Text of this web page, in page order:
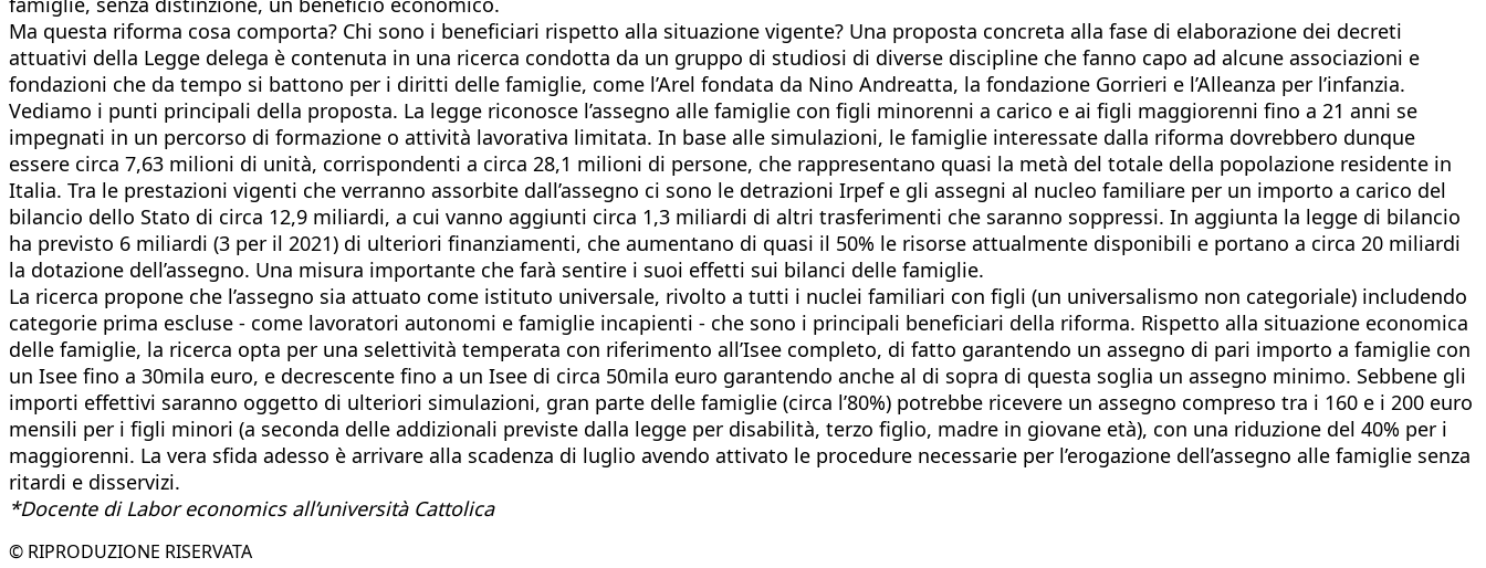
Ma questa riforma cosa comporta? Chi sono i beneficiari rispetto alla situazione vigente? Una proposta concreta alla fase di elaborazione dei decreti
attuativi della Legge delega è contenuta in una ricerca condotta da un gruppo di studiosi di diverse discipline che fanno capo ad alcune associazioni e
fondazioni che da tempo si battono per i diritti delle famiglie, come l’Arel fondata da Nino Andreatta, la fondazione Gorrieri e l’Alleanza per l’infanzia.
Vediamo i punti principali della proposta. La legge riconosce l’assegno alle famiglie con figli minorenni a carico e ai figli maggiorenni fino a 21 anni se
impegnati in un percorso di formazione o attività lavorativa limitata. In base alle simulazioni, le famiglie interessate dalla riforma dovrebbero dunque
essere circa 7,63 milioni di unità, corrispondenti a circa 28,1 milioni di persone, che rappresentano quasi la metà del totale della popolazione residente in
Italia. Tra le prestazioni vigenti che verranno assorbite dall’assegno ci sono le detrazioni Irpef e gli assegni al nucleo familiare per un importo a carico del
bilancio dello Stato di circa 12,9 miliardi, a cui vanno aggiunti circa 1,3 miliardi di altri trasferimenti che saranno soppressi. In aggiunta la legge di bilancio
ha previsto 6 miliardi (3 per il 2021) di ulteriori finanziamenti, che aumentano di quasi il 50% le risorse attualmente disponibili e portano a circa 20 miliardi
la dotazione dell’assegno. Una misura importante che farà sentire i suoi effetti sui bilanci delle famiglie.
La ricerca propone che l’assegno sia attuato come istituto universale, rivolto a tutti i nuclei familiari con figli (un universalismo non categoriale) includendo
categorie prima escluse - come lavoratori autonomi e famiglie incapienti - che sono i principali beneficiari della riforma. Rispetto alla situazione economica
delle famiglie, la ricerca opta per una selettività temperata con riferimento all’Isee completo, di fatto garantendo un assegno di pari importo a famiglie con
un Isee fino a 30mila euro, e decrescente fino a un Isee di circa 50mila euro garantendo anche al di sopra di questa soglia un assegno minimo. Sebbene gli
importi effettivi saranno oggetto di ulteriori simulazioni, gran parte delle famiglie (circa l’80%) potrebbe ricevere un assegno compreso tra i 160 e i 200 euro
mensili per i figli minori (a seconda delle addizionali previste dalla legge per disabilità, terzo figlio, madre in giovane età), con una riduzione del 40% per i
maggiorenni. La vera sfida adesso è arrivare alla scadenza di luglio avendo attivato le procedure necessarie per l’erogazione dell’assegno alle famiglie senza
ritardi e disservizi.
*Docente di Labor economics all’università Cattolica
© RIPRODUZIONE RISERVATA